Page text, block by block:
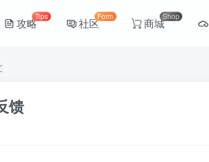
攻略Tips 社区Form 商城Shop
馈